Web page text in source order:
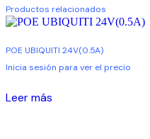
Productos relacionados
POE UBIQUITI 24V(0.5A)
Inicia sesión para ver el precio
Leer más